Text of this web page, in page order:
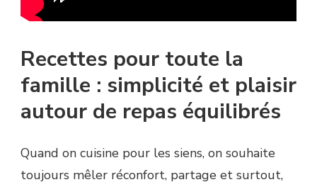
Recettes pour toute la
famille : simplicité et plaisir
autour de repas équilibrés
Quand on cuisine pour les siens, on souhaite
toujours mêler réconfort, partage et surtout,